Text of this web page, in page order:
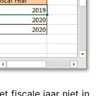
fiscale jaar niet in